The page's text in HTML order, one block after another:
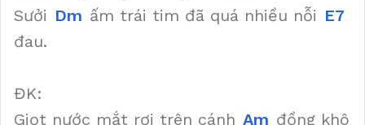
Sưởi Dm ấm trái tim đã quá nhiều nỗi E7
đau.
ĐK:
Giọt nước mắt rơi trên cánh Am đồng khô